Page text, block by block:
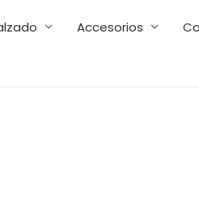
Accesorios